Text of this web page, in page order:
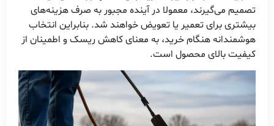
تصمیم می‌گیرند، معمولا در آینده مجبور به صرف هزینه‌های
بیشتری برای تعمیر یا تعویض خواهند شد. بنابراین انتخاب
هوشمندانه هنگام خرید، به معنای کاهش ریسک و اطمینان از
کیفیت بالای محصول است.